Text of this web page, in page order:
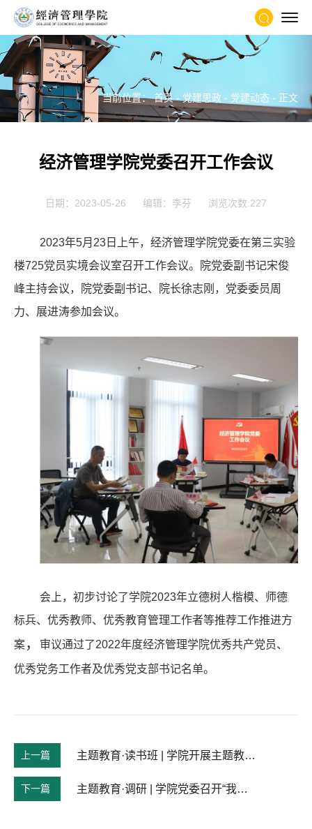
当前位置：首页- 党建思政 - 党建动态 - 正文
经济管理学院党委召开工作会议
日期：2023-05-26 编辑：李芬 浏览次数:227
2023年5月23日上午，经济管理学院党委在第三实验
楼725党员实境会议室召开工作会议。院党委副书记宋俊
峰主持会议，院党委副书记、院长徐志刚，党委委员周
力、展进涛参加会议。
会上，初步讨论了学院2023年立德树人楷模、师德
标兵、优秀教师、优秀教育管理工作者等推荐工作推进方
案， 审议通过了2022年度经济管理学院优秀共产党员、
优秀党务工作者及优秀党支部书记名单。
上一篇 主题教育·读书班 | 学院开展主题教育读书班暨中心组专题学习
下一篇 主题教育·调研 | 学院党委召开“我为师生办实事”师生座谈会